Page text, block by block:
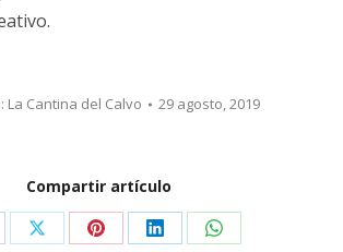
La Cantina del Calvo 29 agosto, 2019
Compartir artículo
Share Share Share Share